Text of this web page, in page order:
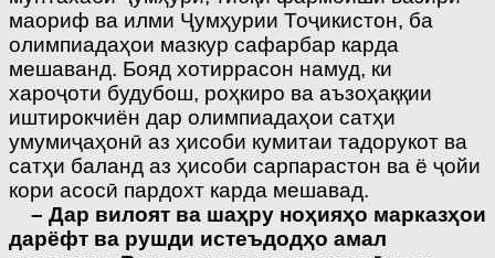
маориф ва илми Ҷумҳурии Тоҷикистон, ба
олимпиадаҳои мазкур сафарбар карда
мешаванд. Бояд хотиррасон намуд, ки
хароҷоти будубош, роҳкиро ва аъзоҳаққии
иштирокчиён дар олимпиадаҳои сатҳи
умумиҷаҳонӣ аз ҳисоби кумитаи тадорукот ва
сатҳи баланд аз ҳисоби сарпарастон ва ё ҷойи
кори асосӣ пардохт карда мешавад.
– Дар вилоят ва шаҳру ноҳияҳо марказҳои
дарёфт ва рушди истеъдодҳо амал